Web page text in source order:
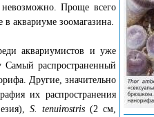
Проще всего
аквариуме зоомагазина.
аквариумистов и уже
Самый распространенный
Другие, значительно
их распространения
S. tenuirostris (2 см,